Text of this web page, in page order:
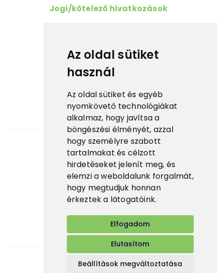
Az oldal sütiket
használ
Az oldal sütiket és egyéb
nyomkövető technológiákat
alkalmaz, hogy javítsa a
böngészési élményét, azzal
hogy személyre szabott
tartalmakat és célzott
hirdetéseket jelenít meg, és
elemzi a weboldalunk forgalmát,
hogy megtudjuk honnan
érkeztek a látogatóink.
Elfogadom
Elutasítom
Beállítások megváltoztatása
Jogi/kötelező hivatkozások
Cookies
ESG
Tanúsítványok
Fontos linkek
Prima fagylalt ↗
Karrier
Alkalmazás
E-shop